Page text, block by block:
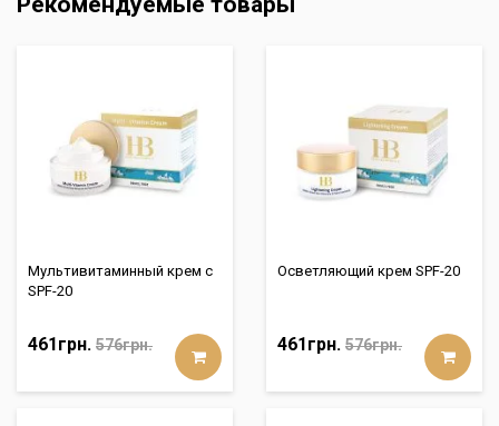
Мультивитаминный крем с
SPF-20
461грн. 576грн.
Осветляющий крем SPF-20
461грн. 576грн.